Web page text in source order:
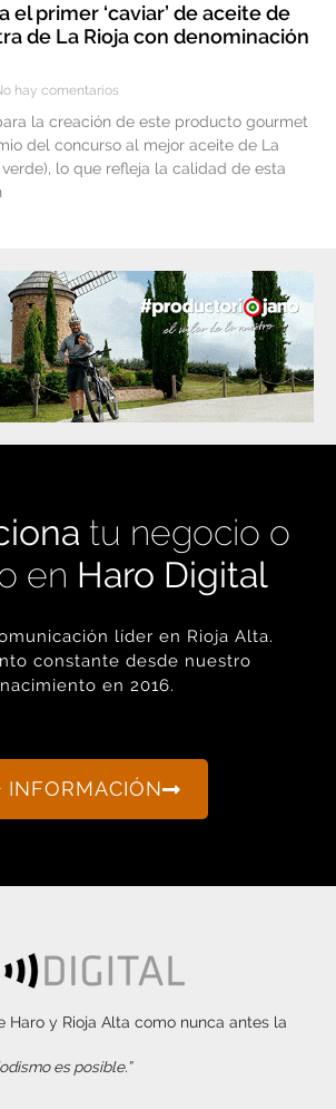
el primer ‘caviar’ de aceite de
de La Rioja con denominación
hay comentarios
la creación de este producto gourmet
del concurso al mejor aceite de La
verde), lo que refleja la calidad de esta
tu negocio o
en Haro Digital
líder en Rioja Alta.
constante desde nuestro
nacimiento en 2016.
INFORMACIÓN
Haro y Rioja Alta como nunca antes la
es posible.”